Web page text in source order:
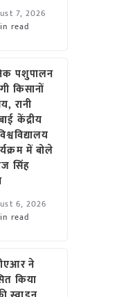
7, 2026
read
पशुपालन
किसानों
रानी
केंद्रीय
में बोले
सिंह
6, 2026
read
ने
किया